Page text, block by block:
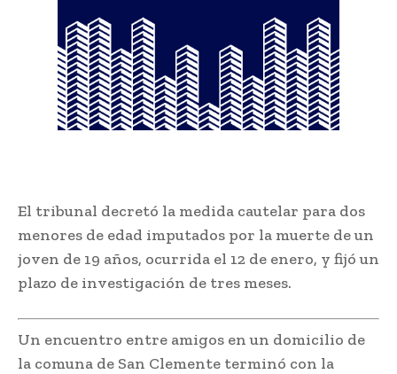
El tribunal decretó la medida cautelar para dos
menores de edad imputados por la muerte de un
joven de 19 años, ocurrida el 12 de enero, y fijó un
plazo de investigación de tres meses.
Un encuentro entre amigos en un domicilio de
la comuna de San Clemente terminó con la